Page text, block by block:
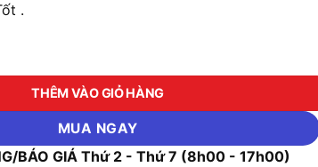
.
Minh 65W IP20 220VAC MPE CM1/SC số lượng
THÊM VÀO GIỎ HÀNG
MUA NGAY
BÁO GIÁ Thứ 2 - Thứ 7 (8h00 - 17h00)